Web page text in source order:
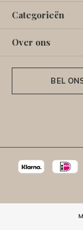
Categorieën
Over ons
BEL